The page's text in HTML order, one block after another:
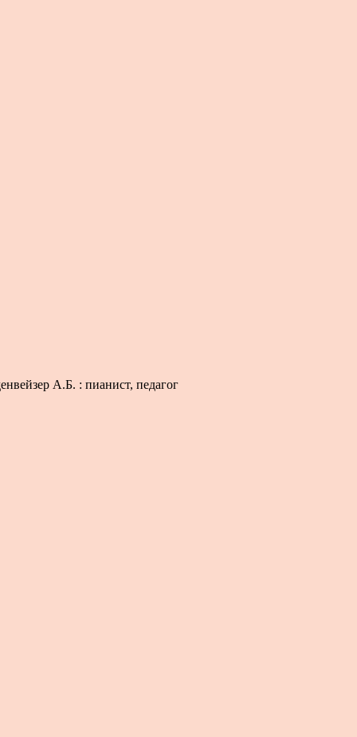
А.Б. : пианист, педагог